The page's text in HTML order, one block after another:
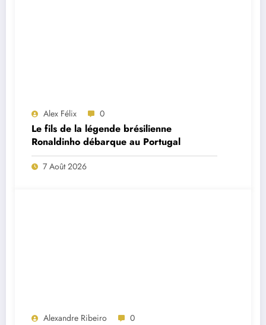
Alex Félix 0
Le fils de la légende brésilienne
Ronaldinho débarque au Portugal
7 Août 2026
Alexandre Ribeiro 0